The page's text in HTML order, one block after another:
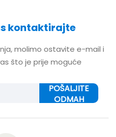
kontaktirajte
molimo ostavite e-mail i
što je prije moguće
POŠALJITE
ODMAH